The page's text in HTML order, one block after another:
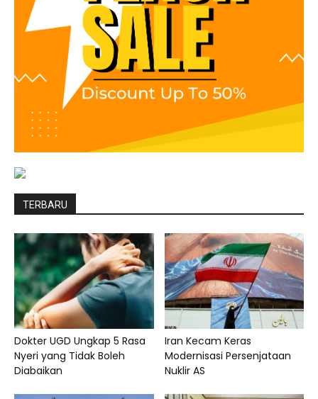
TERBARU
Dokter UGD Ungkap 5 Rasa
Nyeri yang Tidak Boleh
Diabaikan
Iran Kecam Keras
Modernisasi Persenjataan
Nuklir AS